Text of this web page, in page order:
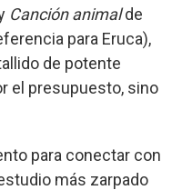
Canción animalde
para Eruca),
de potente
el presupuesto, sino
para conectar con
más zarpado